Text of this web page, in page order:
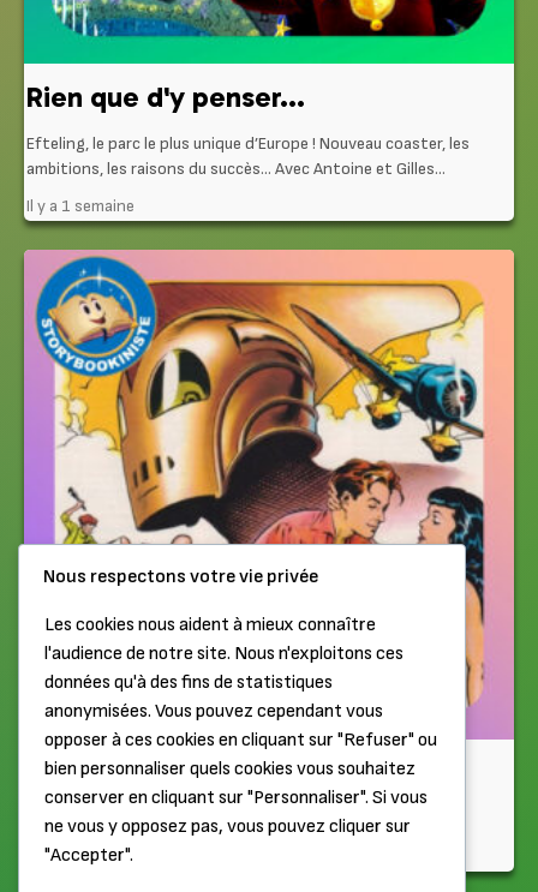
Rien que d'y penser...
Efteling, le parc le plus unique d’Europe ! Nouveau coaster, les
ambitions, les raisons du succès… Avec Antoine et Gilles...
Il y a 1 semaine
Storybookiniste
Rocketeer – Plein gaz vers Hollywood
Il y a 2 semaines
Nous respectons votre vie privée
Les cookies nous aident à mieux connaître
l'audience de notre site. Nous n'exploitons ces
données qu'à des fins de statistiques
anonymisées. Vous pouvez cependant vous
opposer à ces cookies en cliquant sur "Refuser" ou
bien personnaliser quels cookies vous souhaitez
conserver en cliquant sur "Personnaliser". Si vous
ne vous y opposez pas, vous pouvez cliquer sur
"Accepter".